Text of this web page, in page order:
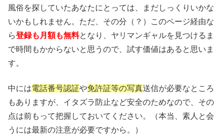
風俗を探していたあなたにとっては、まだしっくりいかな
いかもしれません。ただ、その分（？）このページ経由な
ら登録も月額も無料となり、ヤリマンギャルを見つけるま
で時間もかからないと思うので、試す価値はあると思いま
す。
中には電話番号認証や免許証等の写真送信が必要なところ
もありますが、イタズラ防止など安全のためなので、その
点は前もって把握しておいてください。（本当、素人と会
うには最新の注意が必要ですから。）